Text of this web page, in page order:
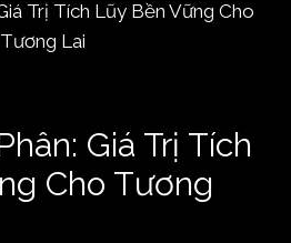
Giá Trị Tích
Cho Tương